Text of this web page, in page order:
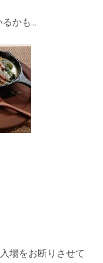
るかも…
場をお断りさせて